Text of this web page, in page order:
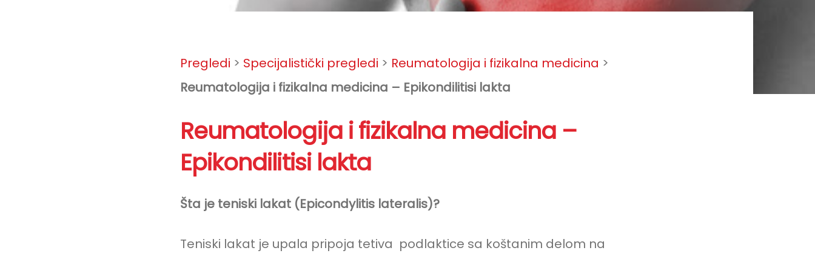
Pregledi > Specijalistički pregledi > Reumatologija i fizikalna medicina >
Reumatologija i fizikalna medicina – Epikondilitisi lakta
Reumatologija i fizikalna medicina –
Epikondilitisi lakta
Šta je teniski lakat (Epicondylitis lateralis)?
Teniski lakat je upala pripoja tetiva podlaktice sa koštanim delom na
navigation